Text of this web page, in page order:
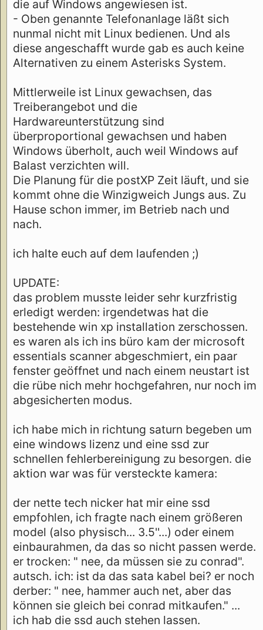
die auf Windows angewiesen ist.
- Oben genannte Telefonanlage läßt sich
nunmal nicht mit Linux bedienen. Und als
diese angeschafft wurde gab es auch keine
Alternativen zu einem Asterisks System.
Mittlerweile ist Linux gewachsen, das
Treiberangebot und die
Hardwareunterstützung sind
überproportional gewachsen und haben
Windows überholt, auch weil Windows auf
Balast verzichten will.
Die Planung für die postXP Zeit läuft, und sie
kommt ohne die Winzigweich Jungs aus. Zu
Hause schon immer, im Betrieb nach und
nach.
ich halte euch auf dem laufenden ;)
UPDATE:
das problem musste leider sehr kurzfristig
erledigt werden: irgendetwas hat die
bestehende win xp installation zerschossen.
es waren als ich ins büro kam der microsoft
essentials scanner abgeschmiert, ein paar
fenster geöffnet und nach einem neustart ist
die rübe nich mehr hochgefahren, nur noch im
abgesicherten modus.
ich habe mich in richtung saturn begeben um
eine windows lizenz und eine ssd zur
schnellen fehlerbereinigung zu besorgen. die
aktion war was für versteckte kamera:
der nette tech nicker hat mir eine ssd
empfohlen, ich fragte nach einem größeren
model (also physisch... 3.5''...) oder einem
einbaurahmen, da das so nicht passen werde.
er trocken: " nee, da müssen sie zu conrad".
autsch. ich: ist da das sata kabel bei? er noch
derber: " nee, hammer auch net, aber das
können sie gleich bei conrad mitkaufen." ...
ich hab die ssd auch stehen lassen.